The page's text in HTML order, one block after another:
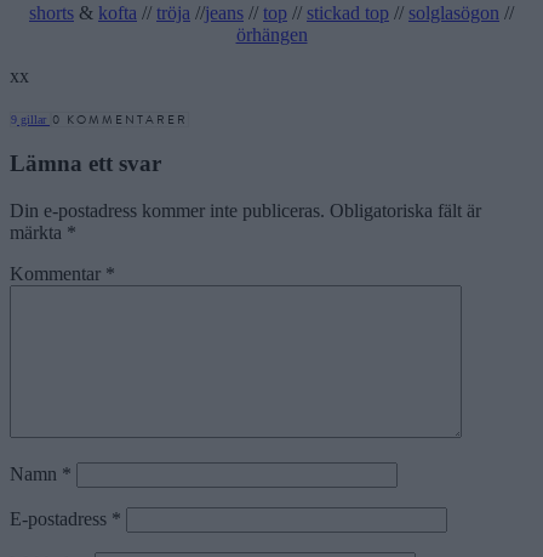
shorts & kofta // tröja //jeans // top // stickad top // solglasögon //
örhängen
xx
9 gillar 0 KOMMENTARER
Lämna ett svar
Din e-postadress kommer inte publiceras. Obligatoriska fält är
märkta *
Kommentar *
Namn *
E-postadress *